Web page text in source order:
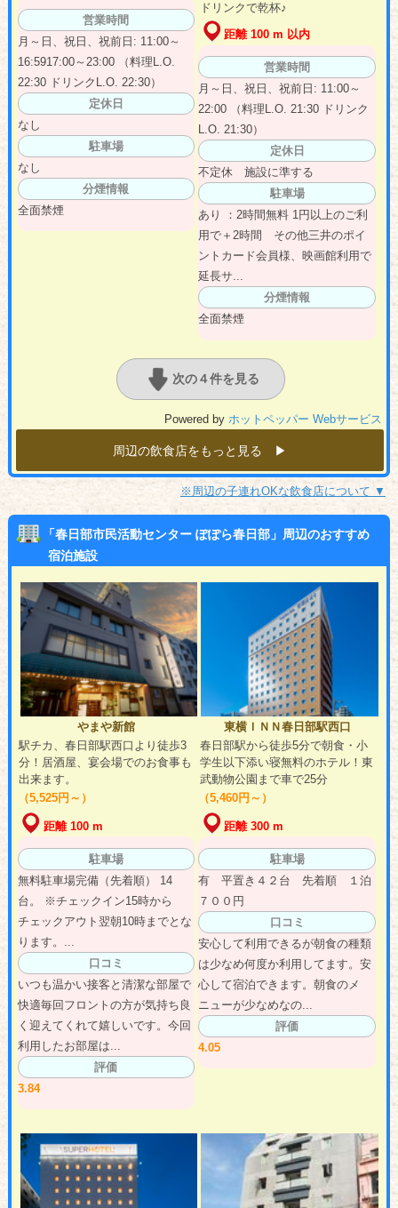
営業時間
月～日、祝日、祝前日: 11:00～
16:5917:00～23:00 （料理L.O.
22:30 ドリンクL.O. 22:30）
定休日
なし
駐車場
なし
分煙情報
全面禁煙
ドリンクで乾杯♪
距離 100 m 以内
営業時間
月～日、祝日、祝前日: 11:00～
22:00 （料理L.O. 21:30 ドリンク
L.O. 21:30）
定休日
不定休 施設に準する
駐車場
あり ：2時間無料 1円以上のご利
用で＋2時間 その他三井のポイ
ントカード会員様、映画館利用で
延長サ...
分煙情報
全面禁煙
次の４件を見る
Powered byホットペッパー Webサービス
周辺の飲食店をもっと見る ▶︎
※周辺の子連れOKな飲食店について ▼
「春日部市民活動センター ぽぽら春日部」周辺のおすすめ
宿泊施設
やまや新館
駅チカ、春日部駅西口より徒歩3
分！居酒屋、宴会場でのお食事も
出来ます。
（5,525円～）
距離 100 m
駐車場
無料駐車場完備（先着順） 14
台。 ※チェックイン15時から
チェックアウト翌朝10時までとな
ります。...
口コミ
いつも温かい接客と清潔な部屋で
快適毎回フロントの方が気持ち良
く迎えてくれて嬉しいです。今回
利用したお部屋は...
評価
3.84
東横ＩＮＮ春日部駅西口
春日部駅から徒歩5分で朝食・小
学生以下添い寝無料のホテル！東
武動物公園まで車で25分
（5,460円～）
距離 300 m
駐車場
有 平置き４２台 先着順 １泊
７００円
口コミ
安心して利用できるが朝食の種類
は少なめ何度か利用してます。安
心して宿泊できます。朝食のメ
ニューが少なめなの...
評価
4.05